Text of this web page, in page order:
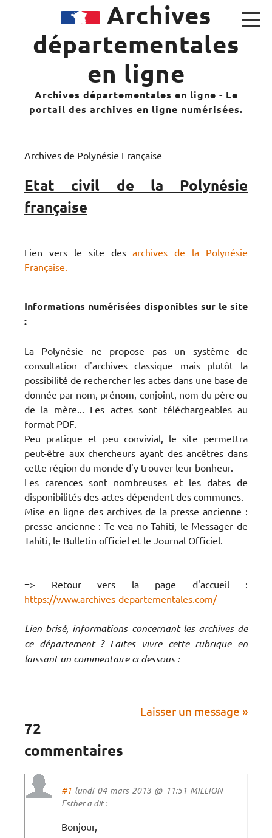
Archives
départementales
en ligne
Archives départementales en ligne - Le
portail des archives en ligne numérisées.
Archives de Polynésie Française
Etat civil de la Polynésie
française
Lien vers le site desarchives de la Polynésie
Française.
Informations numérisées disponibles sur le site
:
La Polynésie ne propose pas un système de
consultation d'archives classique mais plutôt la
possibilité de rechercher les actes dans une base de
donnée par nom, prénom, conjoint, nom du père ou
de la mère... Les actes sont téléchargeables au
format PDF.
Peu pratique et peu convivial, le site permettra
peut-être aux chercheurs ayant des ancêtres dans
cette région du monde d'y trouver leur bonheur.
Les carences sont nombreuses et les dates de
disponibilités des actes dépendent des communes.
Mise en ligne des archives de la presse ancienne :
presse ancienne : Te vea no Tahiti, le Messager de
Tahiti, le Bulletin officiel et le Journal Officiel.
=> Retour vers la page d'accueil :
https://www.archives-departementales.com/
Lien brisé, informations concernant les archives de
ce département ? Faites vivre cette rubrique en
laissant un commentaire ci dessous :
Laisser un message »
72
commentaires
#1 lundi 04 mars 2013 @ 11:51 MILLION
Esther a dit :
Bonjour,